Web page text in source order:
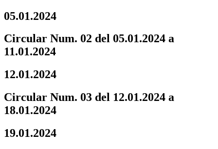
05.01.2024
Circular Num. 02 del 05.01.2024 a
11.01.2024
12.01.2024
Circular Num. 03 del 12.01.2024 a
18.01.2024
19.01.2024